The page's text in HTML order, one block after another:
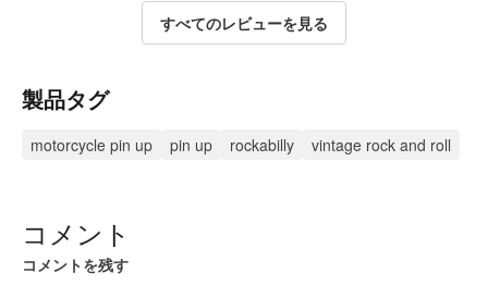
すべてのレビューを見る
製品タグ
motorcycle pin up pin up rockabilly vintage rock and roll
コメント
コメントを残す